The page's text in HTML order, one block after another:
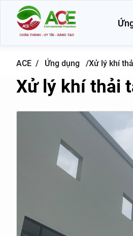
ACE / Ứng dụng /Xử lý khí
Xử lý khí thải